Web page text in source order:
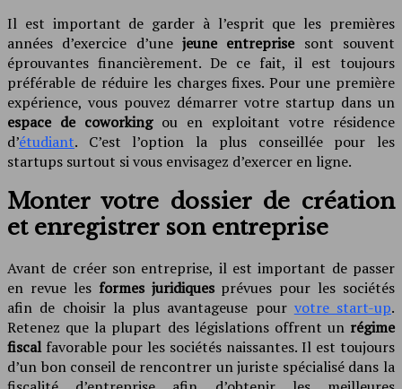
Il est important de garder à l’esprit que les premières
années d’exercice d’une jeune entreprisesont souvent
éprouvantes financièrement. De ce fait, il est toujours
préférable de réduire les charges fixes. Pour une première
expérience, vous pouvez démarrer votre startup dans un
espace de coworkingou en exploitant votre résidence
d’étudiant. C’est l’option la plus conseillée pour les
startups surtout si vous envisagez d’exercer en ligne.
Monter votre dossier de création
et enregistrer son entreprise
Avant de créer son entreprise, il est important de passer
en revue les formes juridiquesprévues pour les sociétés
afin de choisir la plus avantageuse pour votre start-up.
Retenez que la plupart des législations offrent un régime
fiscalfavorable pour les sociétés naissantes. Il est toujours
d’un bon conseil de rencontrer un juriste spécialisé dans la